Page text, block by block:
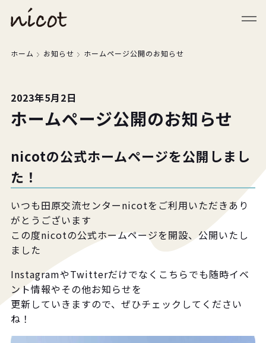
ホーム お知らせ ホームページ公開のお知らせ
2023年5月2日
ホームページ公開のお知らせ
nicotの公式ホームページを公開しまし
た！
いつも田原交流センターnicotをご利用いただきあり
がとうございます
この度nicotの公式ホームページを開設、公開いたし
ました
InstagramやTwitterだけでなくこちらでも随時イベ
ント情報やその他お知らせを
更新していきますので、ぜひチェックしてください
ね！